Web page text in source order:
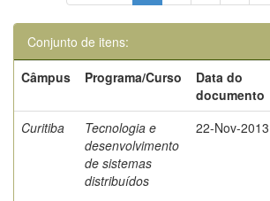
Conjunto de itens:
Câmpus
Programa/Curso
Data do
documento
Curitiba
Tecnologia e
desenvolvimento
de sistemas
distribuídos
22-Nov-2013